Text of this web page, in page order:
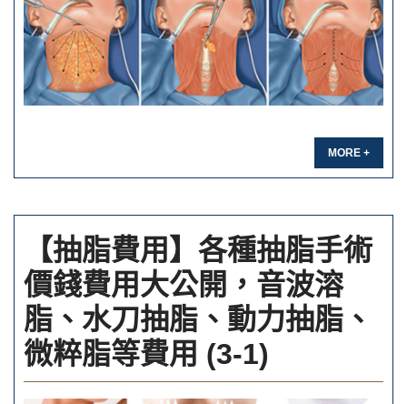
MORE +
【抽脂費用】各種抽脂手術
價錢費用大公開，音波溶
脂、水刀抽脂、動力抽脂、
微粹脂等費用 (3-1)